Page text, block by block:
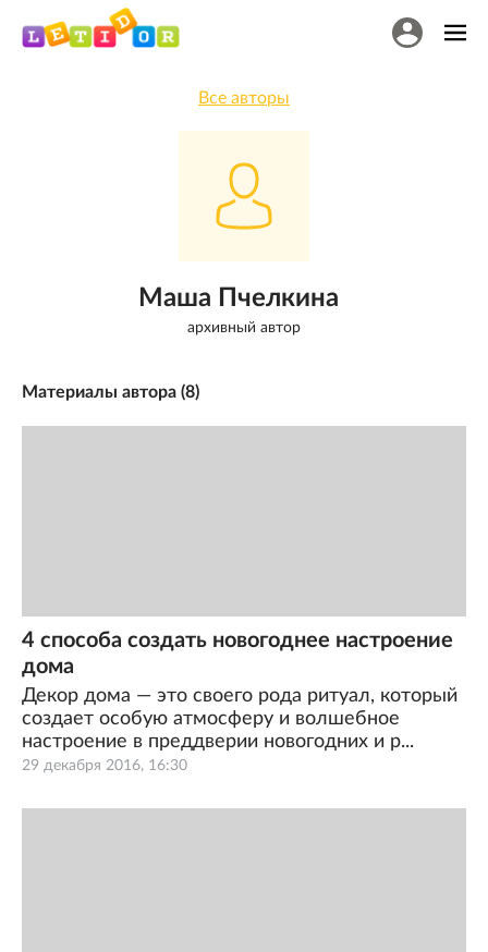
Маша Пчелкина
архивный автор
Все авторы
Материалы автора (8)
29 декабря 2016, 16:30
4 способа создать новогоднее настроение
дома
Декор дома — это своего рода ритуал, который
создает особую атмосферу и волшебное
настроение в преддверии новогодних и р...